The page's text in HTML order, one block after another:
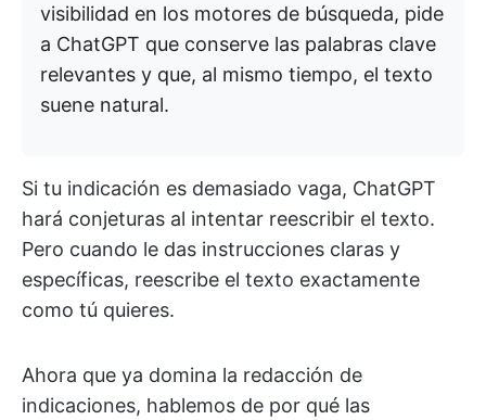
visibilidad en los motores de búsqueda, pide
a ChatGPT que conserve las palabras clave
relevantes y que, al mismo tiempo, el texto
suene natural.
Si tu indicación es demasiado vaga, ChatGPT
hará conjeturas al intentar reescribir el texto.
Pero cuando le das instrucciones claras y
específicas, reescribe el texto exactamente
como tú quieres.
Ahora que ya domina la redacción de
indicaciones, hablemos de por qué las